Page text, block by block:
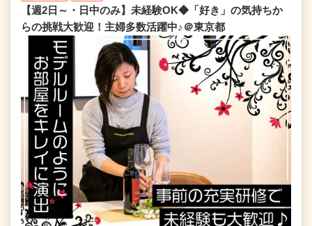
【週2日～・日中のみ】未経験OK◆「好き」の気持ちか
らの挑戦大歓迎！主婦多数活躍中♪＠東京都